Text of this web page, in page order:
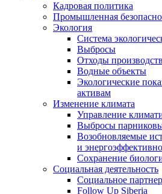
Кадровая политика
Промышленная
Экология
Система
Выбросы
Отходы
Водные объекты
Экологические
активам
Изменение климата
Управление
Выбросы
Возобновляемые
и
Сохранение
Социальная деятельность
Социальное
Follow Up Siberia